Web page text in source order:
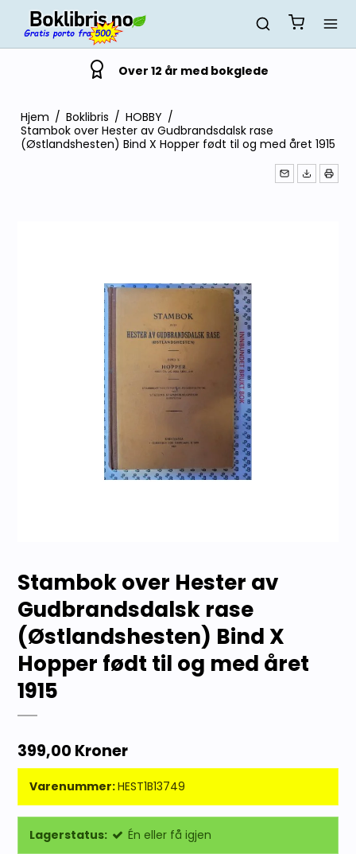
Over 12 år med bokglede
Hjem / Boklibris / HOBBY /
Stambok over Hester av Gudbrandsdalsk rase
(Østlandshesten) Bind X Hopper født til og med året 1915
Stambok over Hester av
Gudbrandsdalsk rase
(Østlandshesten) Bind X
Hopper født til og med året
1915
399,00 Kroner
Varenummer:HEST1B13749
Lagerstatus: Én eller få igjen